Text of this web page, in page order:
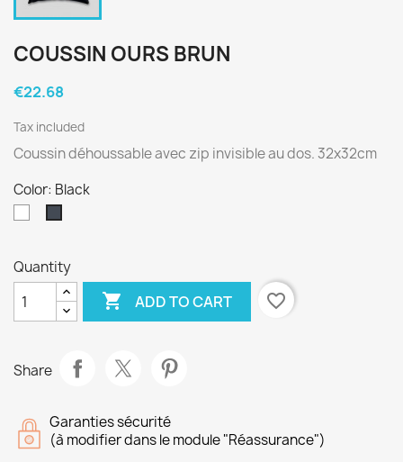
COUSSIN OURS BRUN
€22.68
Tax included
Coussin déhoussable avec zip invisible au dos. 32x32cm
Color: Black
Quantity
 ADD TO CART favorite_border
Share
Garanties sécurité
(à modifier dans le module "Réassurance")